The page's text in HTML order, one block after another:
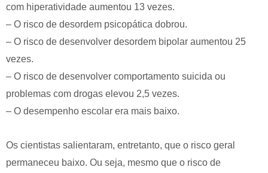
com hiperatividade aumentou 13 vezes.
– O risco de desordem psicopática dobrou.
– O risco de desenvolver desordem bipolar aumentou 25
vezes.
– O risco de desenvolver comportamento suicida ou
problemas com drogas elevou 2,5 vezes.
– O desempenho escolar era mais baixo.
Os cientistas salientaram, entretanto, que o risco geral
permaneceu baixo. Ou seja, mesmo que o risco de